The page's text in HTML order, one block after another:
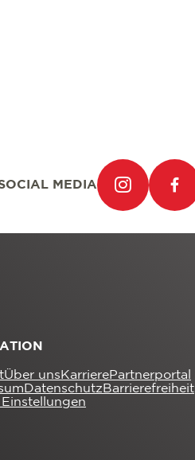
MEDIA
Über uns KarrierePartnerportal
Datenschutz Barrierefreiheit